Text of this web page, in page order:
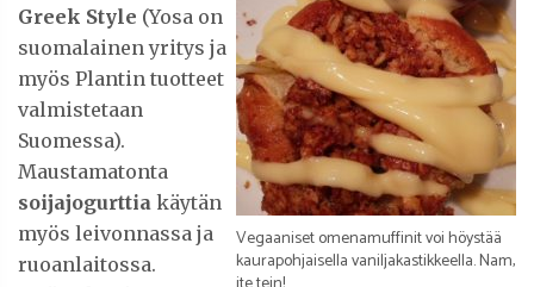
Vegaaniset omenamuffinit voi höystää
kaurapohjaisella vaniljakastikkeella. Nam,
Greek Style (Yosa on
suomalainen yritys ja
myös Plantin tuotteet
valmistetaan
Suomessa).
Maustamatonta
soijajogurttia käytän
myös leivonnassa ja
ruoanlaitossa.